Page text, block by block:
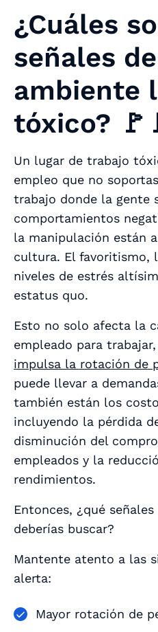
¿Cuáles
señales
ambiente
tóxico?
Un lugar de trabajo
empleo que no
trabajo donde la gente
comportamientos
la manipulación están
cultura. El favoritismo,
niveles de estrés
estatus quo.
Esto no solo afecta la
empleado para
impulsa la rotación de
puede llevar a
también están los
incluyendo la pérdida
disminución del
empleados y la
rendimientos.
Entonces, ¿qué
deberías buscar?
Mantente atento a las
alerta:
Mayor rotación de